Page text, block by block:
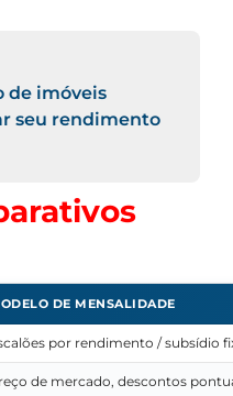
de imóveis
seu rendimento
DE MENSALIDADE
por rendimento / subsídio
de mercado, descontos